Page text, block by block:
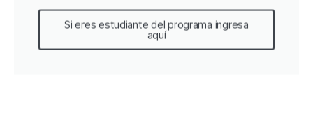
Si eres estudiante del programa ingresa
aquí